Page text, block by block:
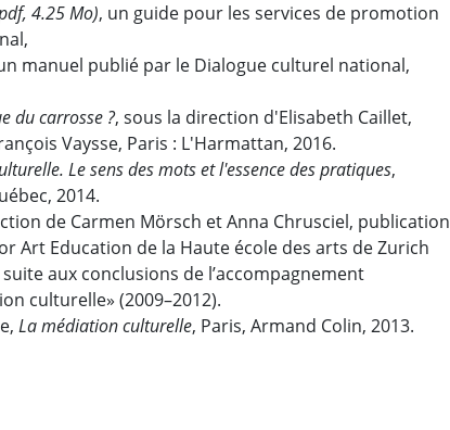
4.25 Mo), un guide pour les services de promotion
manuel publié par le Dialogue culturel national,
du carrosse ?, sous la direction d'Elisabeth Caillet,
Vaysse, Paris : L'Harmattan, 2016.
Le sens des mots et l'essence des pratiques,
2014.
de Carmen Mörsch et Anna Chrusciel, publication
Art Education de la Haute école des arts de Zurich
aux conclusions de l’accompagnement
culturelle» (2009–2012).
La médiation culturelle, Paris, Armand Colin, 2013.